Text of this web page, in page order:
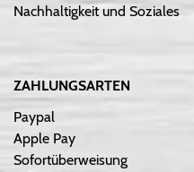
Nachhaltigkeit und Soziales
ZAHLUNGSARTEN
Paypal
Apple Pay
Sofortüberweisung